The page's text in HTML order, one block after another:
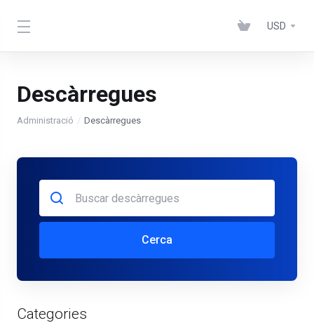
USD
Descàrregues
Administració Descàrregues
Cerca
Categories